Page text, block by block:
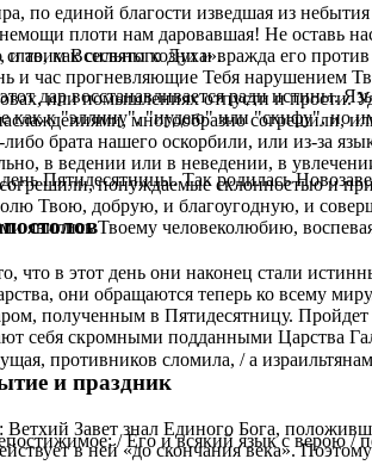
Всесвятого Духа».
дар восстанавливается ради истины.
как к "эллину", "иудею" или "скифу", но
Пятидесятницы. Так родилась
что в этот день они наконец стали
они обращаются теперь ко всему
полученным в Пятидесятницу.
себя скромными подданными Царства
и праздник
Завет знал Единого Бога,
в ней «до скончания века».
по единой благости изведшая из
плоти нам даровавшая! Не оставь
как сильны козни и вражда его против
и час прогневляющие Тебя нарушением
или помышлениях отпусти и прости.
многообразно согрешили,
брата нашего оскорбили, или из-за
в ведении или в неведении, в
понуждаемые склонностью и
Твою, добрую, и благоугодную, и
явились Твоему человеколюбию,
противников сломила, / а
/ Его и всякий язык с верою /